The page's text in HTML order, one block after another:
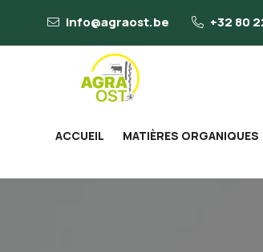
info@agraost.be +32 80
ACCUEIL MATIÈRES ORGANIQUES